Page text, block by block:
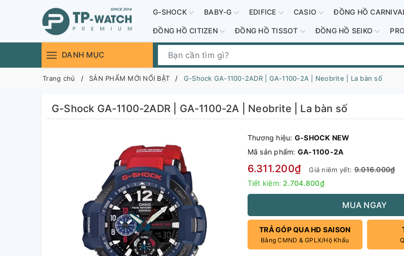
G-SHOCK BABY-G EDIFICE CASIO ĐỒNG HỒ
ĐỒNG HỒ CITIZEN ĐỒNG HỒ TISSOT ĐỒNG HỒ SEIKO
DANH MỤC
Trang chủ SẢN PHẨM MỚI NỔI BẬT G-Shock GA-1100-2ADR | GA-1100-2A | Neobrite | La bàn số
G-Shock GA-1100-2ADR | GA-1100-2A | Neobrite | La bàn số
Thương hiệu: G-SHOCK NEW
Mã sản phẩm: GA-1100-2A
6.311.200₫ Giá niêm yết: 9.016.000₫
Tiết kiệm: 2.704.800₫
MUA NGAY
TRẢ GÓP QUA HD SAISON
Bằng CMND & GPLX/Hộ Khẩu